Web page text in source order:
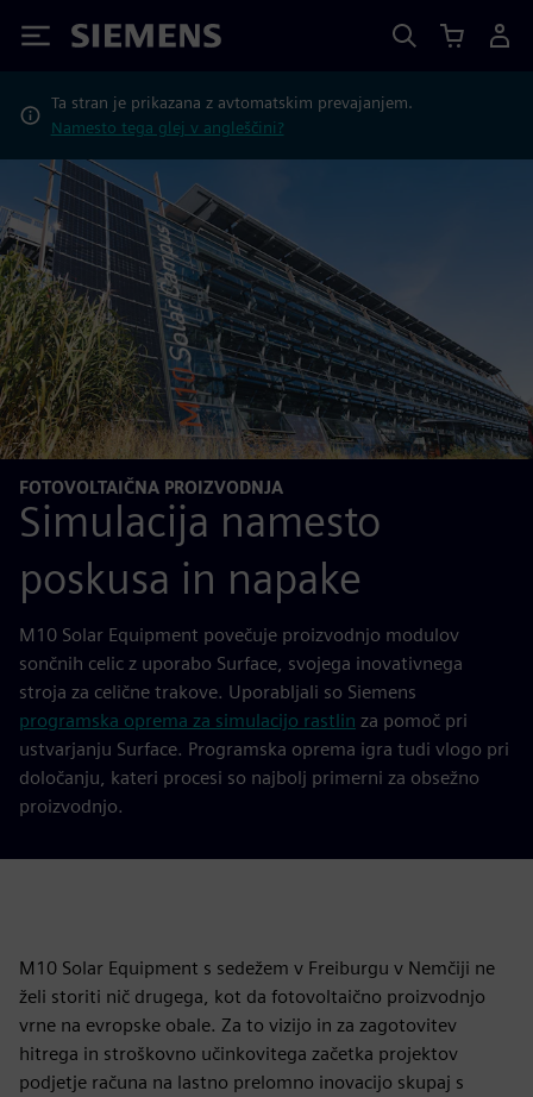
Siemens
Ta stran je prikazana z avtomatskim prevajanjem.
Namesto tega glej v angleščini?
FOTOVOLTAIČNA PROIZVODNJA
Simulacija namesto
poskusa in napake
M10 Solar Equipment povečuje proizvodnjo modulov
sončnih celic z uporabo Surface, svojega inovativnega
stroja za celične trakove. Uporabljali so Siemens
programska oprema za simulacijo rastlin za pomoč pri
ustvarjanju Surface. Programska oprema igra tudi vlogo pri
določanju, kateri procesi so najbolj primerni za obsežno
proizvodnjo.
M10 Solar Equipment s sedežem v Freiburgu v Nemčiji ne
želi storiti nič drugega, kot da fotovoltaično proizvodnjo
vrne na evropske obale. Za to vizijo in za zagotovitev
hitrega in stroškovno učinkovitega začetka projektov
podjetje računa na lastno prelomno inovacijo skupaj s